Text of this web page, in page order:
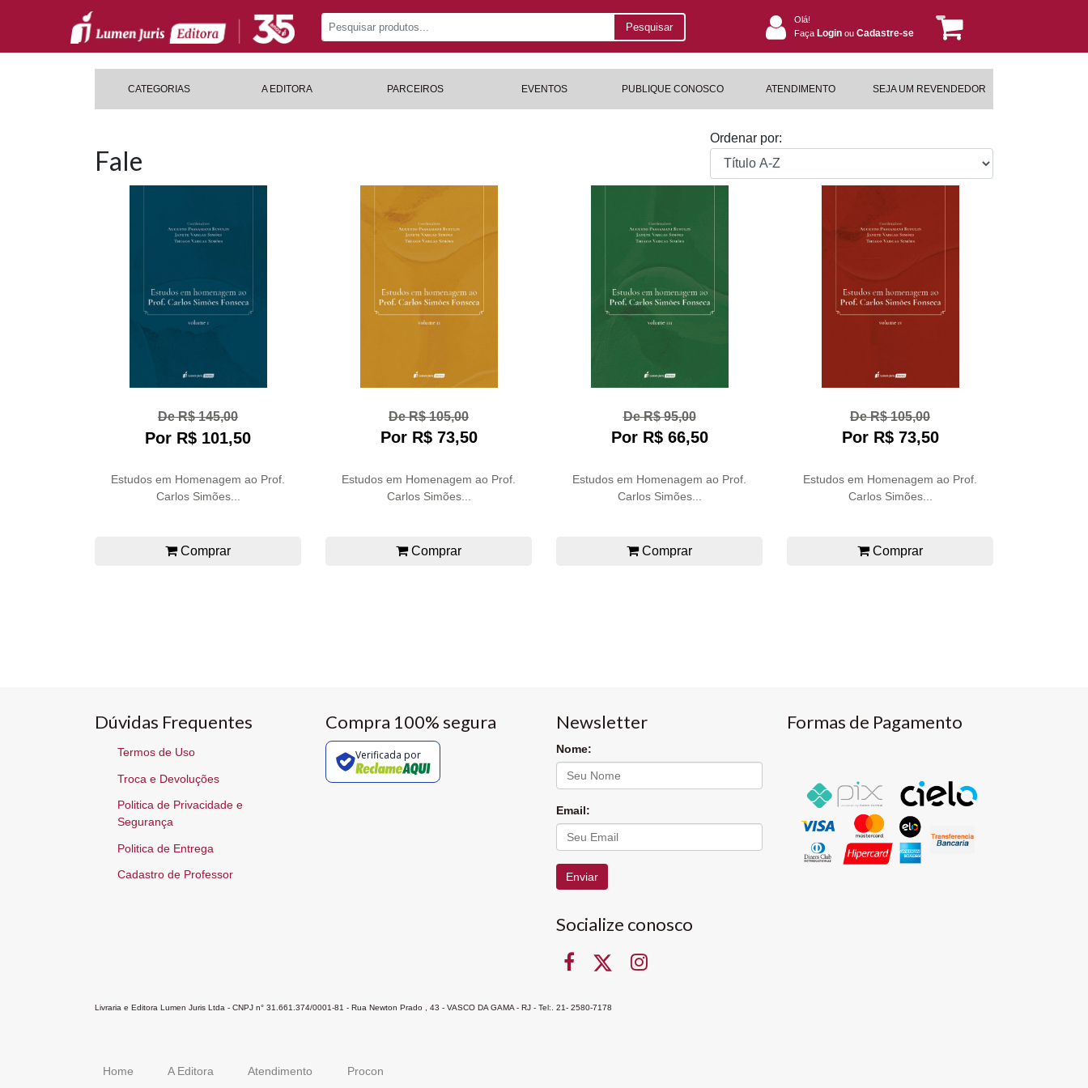
Pesquisar
Olá!
Faça Login ou Cadastre-se
CATEGORIAS A EDITORA PARCEIROS EVENTOS PUBLIQUE CONOSCO ATENDIMENTO SEJA UM REVENDEDOR
Fale
Ordenar por:
De R$ 145,00
Por R$ 101,50
Estudos em Homenagem ao Prof.
Carlos Simões...
Comprar
De R$ 105,00
Por R$ 73,50
Estudos em Homenagem ao Prof.
Carlos Simões...
Comprar
De R$ 95,00
Por R$ 66,50
Estudos em Homenagem ao Prof.
Carlos Simões...
Comprar
De R$ 105,00
Por R$ 73,50
Estudos em Homenagem ao Prof.
Carlos Simões...
Comprar
Dúvidas Frequentes
Termos de Uso
Troca e Devoluções
Politica de Privacidade e
Segurança
Politica de Entrega
Cadastro de Professor
Compra 100% segura
Verificada por
Newsletter
Nome:
Email:
Enviar
Socialize conosco
Formas de Pagamento
Livraria e Editora Lumen Juris Ltda - CNPJ n° 31.661.374/0001-81 - Rua Newton Prado , 43 - VASCO DA GAMA - RJ - Tel:. 21- 2580-7178
Home A Editora Atendimento Procon